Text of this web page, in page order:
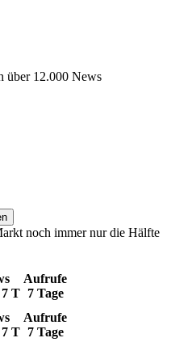
über 12.000 News
noch immer nur die Hälfte
7 T
Aufrufe
7 Tage
7 T
Aufrufe
7 Tage